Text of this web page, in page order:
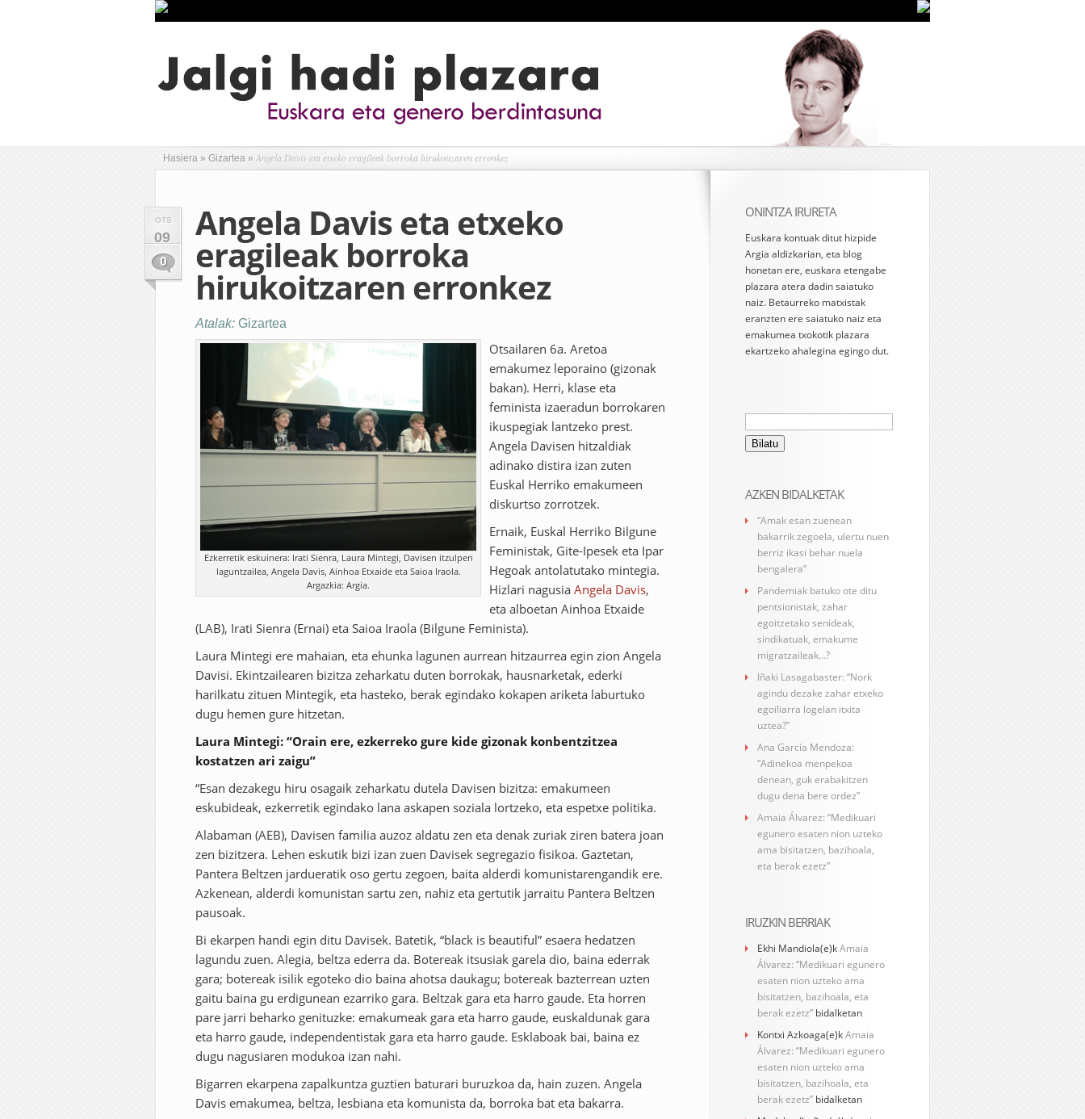
Hasiera » Gizartea » Angela Davis eta etxeko eragileak borroka hirukoitzaren erronkez
OTS
09
0
Angela Davis eta etxeko
eragileak borroka
hirukoitzaren erronkez
Atalak: Gizartea
Ezkerretik eskuinera: Irati Sienra, Laura Mintegi, Davisen itzulpen
laguntzailea, Angela Davis, Ainhoa Etxaide eta Saioa Iraola.
Argazkia: Argia.
Otsailaren 6a. Aretoa
emakumez leporaino (gizonak
bakan). Herri, klase eta
feminista izaeradun borrokaren
ikuspegiak lantzeko prest.
Angela Davisen hitzaldiak
adinako distira izan zuten
Euskal Herriko emakumeen
diskurtso zorrotzek.
Ernaik, Euskal Herriko Bilgune
Feministak, Gite-Ipesek eta Ipar
Hegoak antolatutako mintegia.
Hizlari nagusia Angela Davis,
eta alboetan Ainhoa Etxaide
(LAB), Irati Sienra (Ernai) eta Saioa Iraola (Bilgune Feminista).
Laura Mintegi ere mahaian, eta ehunka lagunen aurrean hitzaurrea egin zion Angela
Davisi. Ekintzailearen bizitza zeharkatu duten borrokak, hausnarketak, ederki
harilkatu zituen Mintegik, eta hasteko, berak egindako kokapen ariketa laburtuko
dugu hemen gure hitzetan.
Laura Mintegi: “Orain ere, ezkerreko gure kide gizonak konbentzitzea
kostatzen ari zaigu”
“Esan dezakegu hiru osagaik zeharkatu dutela Davisen bizitza: emakumeen
eskubideak, ezkerretik egindako lana askapen soziala lortzeko, eta espetxe politika.
Alabaman (AEB), Davisen familia auzoz aldatu zen eta denak zuriak ziren batera joan
zen bizitzera. Lehen eskutik bizi izan zuen Davisek segregazio fisikoa. Gaztetan,
Pantera Beltzen jardueratik oso gertu zegoen, baita alderdi komunistarengandik ere.
Azkenean, alderdi komunistan sartu zen, nahiz eta gertutik jarraitu Pantera Beltzen
pausoak.
Bi ekarpen handi egin ditu Davisek. Batetik, “black is beautiful” esaera hedatzen
lagundu zuen. Alegia, beltza ederra da. Botereak itsusiak garela dio, baina ederrak
gara; botereak isilik egoteko dio baina ahotsa daukagu; botereak bazterrean uzten
gaitu baina gu erdigunean ezarriko gara. Beltzak gara eta harro gaude. Eta horren
pare jarri beharko genituzke: emakumeak gara eta harro gaude, euskaldunak gara
eta harro gaude, independentistak gara eta harro gaude. Esklaboak bai, baina ez
dugu nagusiaren modukoa izan nahi.
Bigarren ekarpena zapalkuntza guztien baturari buruzkoa da, hain zuzen. Angela
Davis emakumea, beltza, lesbiana eta komunista da, borroka bat eta bakarra.
ONINTZA IRURETA
Euskara kontuak ditut hizpide
Argia aldizkarian, eta blog
honetan ere, euskara etengabe
plazara atera dadin saiatuko
naiz. Betaurreko matxistak
eranzten ere saiatuko naiz eta
emakumea txokotik plazara
ekartzeko ahalegina egingo dut.
Bilatu:
AZKEN BIDALKETAK
“Amak esan zuenean
bakarrik zegoela, ulertu nuen
berriz ikasi behar nuela
bengalera”
Pandemiak batuko ote ditu
pentsionistak, zahar
egoitzetako senideak,
sindikatuak, emakume
migratzaileak…?
Iñaki Lasagabaster: “Nork
agindu dezake zahar etxeko
egoiliarra logelan itxita
uztea?”
Ana García Mendoza:
“Adinekoa menpekoa
denean, guk erabakitzen
dugu dena bere ordez”
Amaia Álvarez: “Medikuari
egunero esaten nion uzteko
ama bisitatzen, bazihoala,
eta berak ezetz”
IRUZKIN BERRIAK
Ekhi Mandiola(e)kAmaia
Álvarez: “Medikuari egunero
esaten nion uzteko ama
bisitatzen, bazihoala, eta
berak ezetz” bidalketan
Kontxi Azkoaga(e)kAmaia
Álvarez: “Medikuari egunero
esaten nion uzteko ama
bisitatzen, bazihoala, eta
berak ezetz” bidalketan